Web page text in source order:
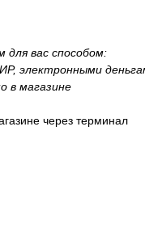
вас способом:
электронными
в магазине
через терминал